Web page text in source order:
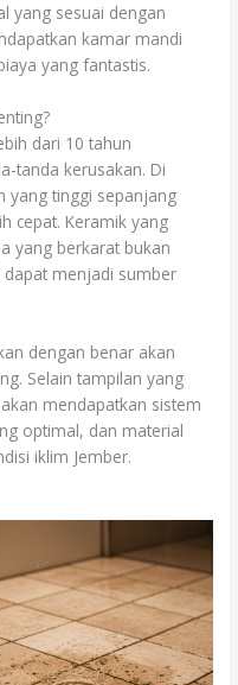
yang sesuai dengan
kamar mandi
yang fantastis.
dari 10 tahun
tanda kerusakan. Di
yang tinggi sepanjang
cepat. Keramik yang
yang berkarat bukan
menjadi sumber
dengan benar akan
Selain tampilan yang
mendapatkan sistem
optimal, dan material
iklim Jember.